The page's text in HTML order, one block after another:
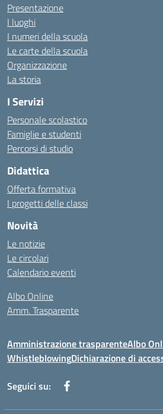
Presentazione
I luoghi
I numeri della scuola
Le carte della scuola
Organizzazione
La storia
I Servizi
Personale scolastico
Famiglie e studenti
Percorsi di studio
Didattica
Offerta formativa
I progetti delle classi
Novità
Le notizie
Le circolari
Calendario eventi
Albo Online
Amm. Trasparente
Amministrazione trasparenteAlbo
WhistleblowingDichiarazione di
Seguici su: